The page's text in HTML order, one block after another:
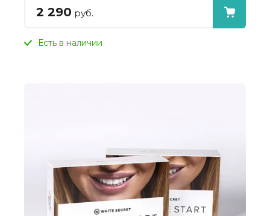
2 290 руб.
Есть в наличии